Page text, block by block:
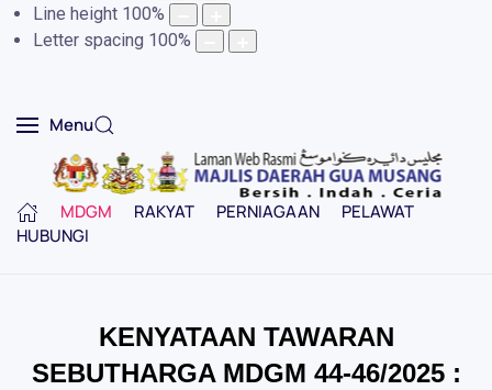
Line height 100%
Letter spacing 100%
Menu
MDGM RAKYAT PERNIAGAAN
PELAWAT
HUBUNGI
KENYATAAN TAWARAN
SEBUTHARGA MDGM 44-46/2025 :